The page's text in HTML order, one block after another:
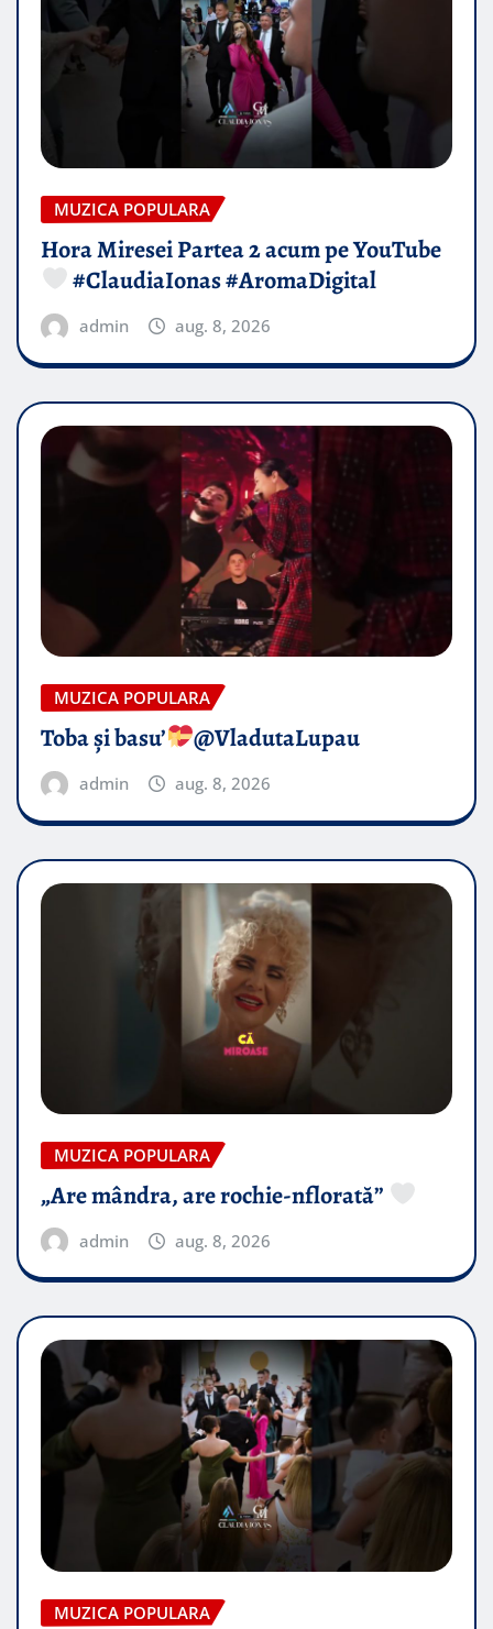
MUZICA POPULARA
Hora Miresei Partea 2 acum pe YouTube
#ClaudiaIonas #AromaDigital
admin aug. 8, 2026
MUZICA POPULARA
Toba și basu’ @VladutaLupau
admin aug. 8, 2026
MUZICA POPULARA
„Are mândra, are rochie-nflorată”
admin aug. 8, 2026
MUZICA POPULARA